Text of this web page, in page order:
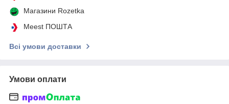
Магазини Rozetka
Meest ПОШТА
Всі умови доставки
Умови оплати